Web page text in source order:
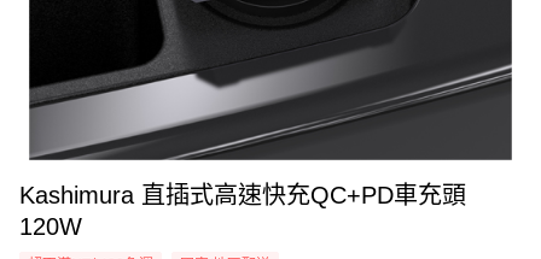
Kashimura 直插式高速快充QC+PD車充頭
120W